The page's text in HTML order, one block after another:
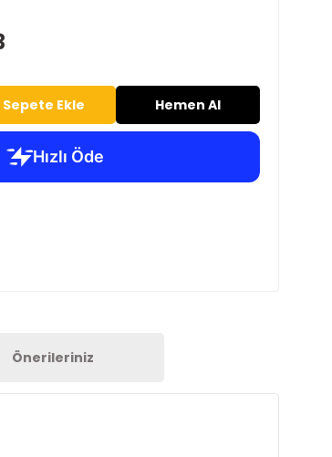
Sepete Ekle Hemen Al
Önerileriniz